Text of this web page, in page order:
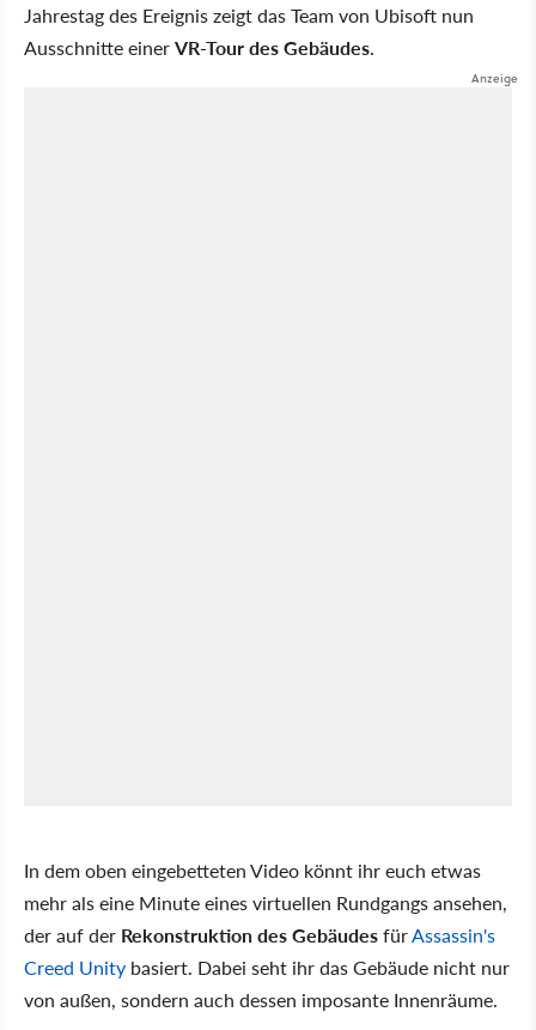
Jahrestag des Ereignis zeigt das Team von Ubisoft nun
Ausschnitte einerVR-Tour des Gebäudes.
In dem oben eingebetteten Video könnt ihr euch etwas
mehr als eine Minute eines virtuellen Rundgangs ansehen,
der auf der Rekonstruktion des GebäudesfürAssassin's
Creed Unity basiert. Dabei seht ihr das Gebäude nicht nur
von außen, sondern auch dessen imposante Innenräume.